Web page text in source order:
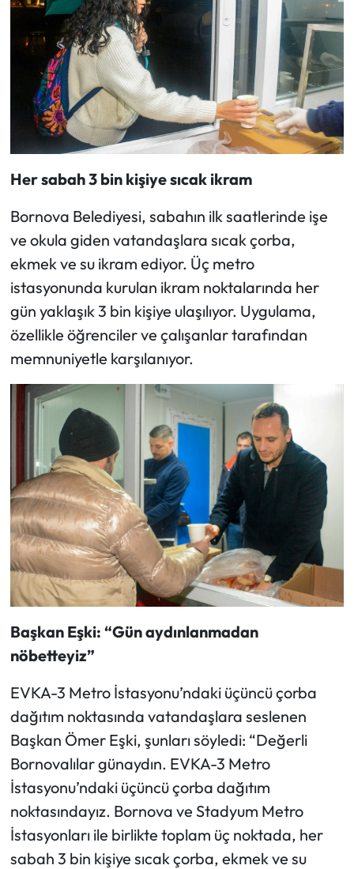
Her sabah 3 bin kişiye sıcak ikram
Bornova Belediyesi, sabahın ilk saatlerinde işe
ve okula giden vatandaşlara sıcak çorba,
ekmek ve su ikram ediyor. Üç metro
istasyonunda kurulan ikram noktalarında her
gün yaklaşık 3 bin kişiye ulaşılıyor. Uygulama,
özellikle öğrenciler ve çalışanlar tarafından
memnuniyetle karşılanıyor.
Başkan Eşki: “Gün aydınlanmadan
nöbetteyiz”
EVKA-3 Metro İstasyonu’ndaki üçüncü çorba
dağıtım noktasında vatandaşlara seslenen
Başkan Ömer Eşki, şunları söyledi: “Değerli
Bornovalılar günaydın. EVKA-3 Metro
İstasyonu’ndaki üçüncü çorba dağıtım
noktasındayız. Bornova ve Stadyum Metro
İstasyonları ile birlikte toplam üç noktada, her
sabah 3 bin kişiye sıcak çorba, ekmek ve su